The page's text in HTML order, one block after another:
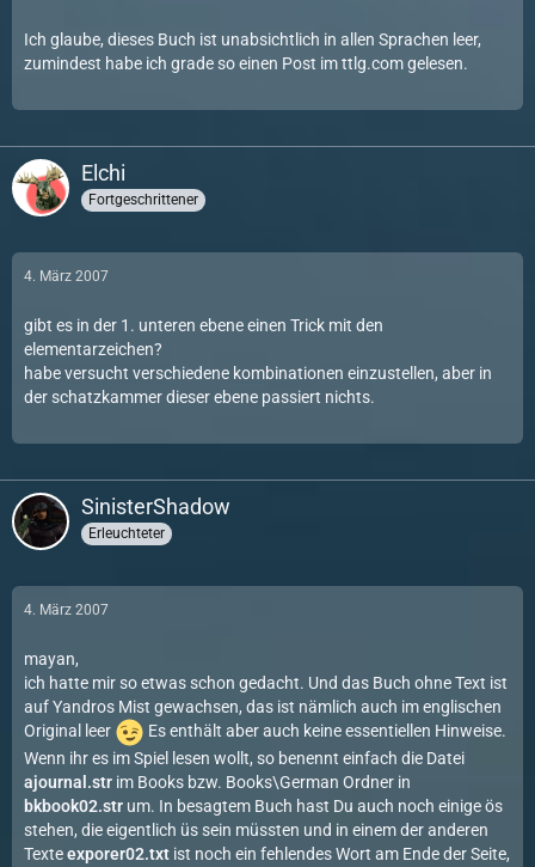
Ich glaube, dieses Buch ist unabsichtlich in allen Sprachen leer,
zumindest habe ich grade so einen Post im ttlg.com gelesen.
Elchi
Fortgeschrittener
4. März 2007
gibt es in der 1. unteren ebene einen Trick mit den
elementarzeichen?
habe versucht verschiedene kombinationen einzustellen, aber in
der schatzkammer dieser ebene passiert nichts.
SinisterShadow
Erleuchteter
4. März 2007
mayan,
ich hatte mir so etwas schon gedacht. Und das Buch ohne Text ist
auf Yandros Mist gewachsen, das ist nämlich auch im englischen
Original leer
Es enthält aber auch keine essentiellen Hinweise.
Wenn ihr es im Spiel lesen wollt, so benennt einfach die Datei
ajournal.str im Books bzw. Books\German Ordner in
bkbook02.str um. In besagtem Buch hast Du auch noch einige ös
stehen, die eigentlich üs sein müssten und in einem der anderen
Texteexporer02.txt ist noch ein fehlendes Wort am Ende der Seite,